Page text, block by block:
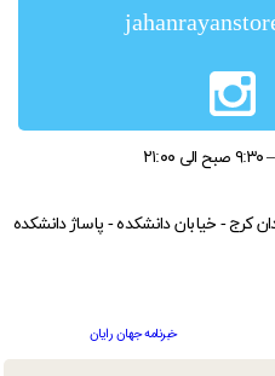
خبرنامه جهان رایان
کرج - خیابان دانشکده - پاساژ دانشکده